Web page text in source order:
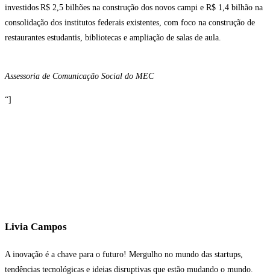
investidos R$ 2,5 bilhões na construção dos novos campi e R$ 1,4 bilhão na
consolidação dos institutos federais existentes, com foco na construção de
restaurantes estudantis, bibliotecas e ampliação de salas de aula.
Assessoria de Comunicação Social do MEC
“]
Livia Campos
A inovação é a chave para o futuro! Mergulho no mundo das startups,
tendências tecnológicas e ideias disruptivas que estão mudando o mundo.